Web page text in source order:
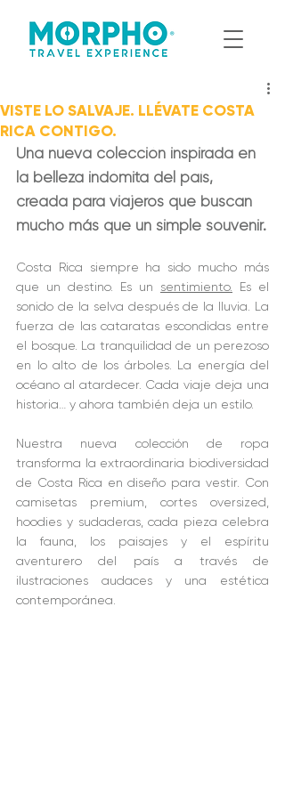
VISTE LO SALVAJE. LLÉVATE COSTA
RICA CONTIGO.
Una nueva colección inspirada en
la belleza indómita del país,
creada para viajeros que buscan
mucho más que un simple souvenir.
Costa Rica siempre ha sido mucho más
que un destino. Es un sentimiento.
Es el
sonido de la selva después de la lluvia. La
fuerza de las cataratas escondidas entre
el bosque. La tranquilidad de un perezoso
en lo alto de los árboles. La energía del
océano al atardecer. Cada viaje deja una
historia… y ahora también deja un estilo.
Nuestra nueva colección de ropa
transforma la extraordinaria biodiversidad
de Costa Rica en diseño para vestir. Con
camisetas premium, cortes oversized,
hoodies y sudaderas, cada pieza celebra
la fauna, los paisajes y el espíritu
aventurero del país a través de
ilustraciones audaces y una estética
contemporánea.